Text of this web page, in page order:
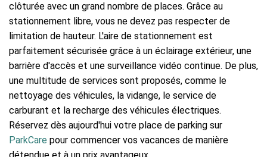
clôturée avec un grand nombre de places. Grâce au
stationnement libre, vous ne devez pas respecter de
limitation de hauteur. L'aire de stationnement est
parfaitement sécurisée grâce à un éclairage extérieur, une
barrière d'accès et une surveillance vidéo continue. De plus,
une multitude de services sont proposés, comme le
nettoyage des véhicules, la vidange, le service de
carburant et la recharge des véhicules électriques.
Réservez dès aujourd'hui votre place de parking sur
ParkCare pour commencer vos vacances de manière